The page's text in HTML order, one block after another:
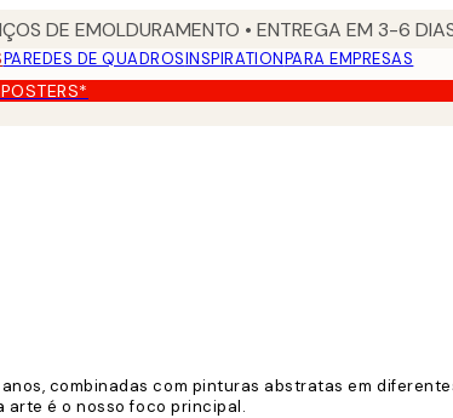
DE EMOLDURAMENTO • ENTREGA EM 3-6
PAREDES DE QUADROSINSPIRATIONPARA EMPRESAS
combinadas com pinturas abstratas em
é o nosso foco principal.